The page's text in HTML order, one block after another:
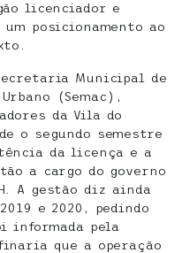
licenciador e
posicionamento ao
Municipal de
(Semac),
da Vila do
o segundo semestre
da licença e a
a cargo do governo
A gestão diz ainda
e 2020, pedindo
informada pela
que a operação